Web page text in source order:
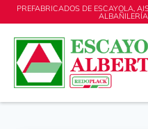
PREFABRICADOS DE ESCAYOLA,